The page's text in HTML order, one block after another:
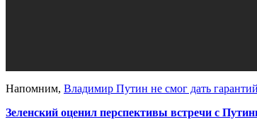
Напомним, Владимир Путин не смог дать гарантий
Зеленский оценил перспективы встречи с